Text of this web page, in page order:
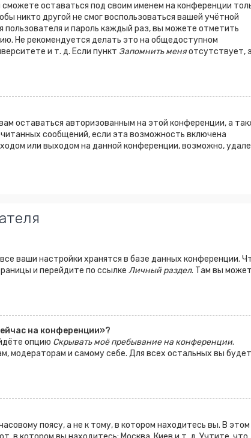
сможете оставаться под своим именем на конференции
никто другой не смог воспользоваться вашей учётной
пользователя и пароль каждый раз, вы можете отметить
Не рекомендуется делать это на общедоступном
и т. д. Если пункт Запомнить меняотсутствует,
оставаться авторизованным на этой конференции, а
сообщений, если эта возможность включена
или выходом на данной конференции, возможно,
ваши настройки хранятся в базе данных конференции.
и перейдите по ссылке Личный раздел. Там вы
на конференции»?
опцию Скрывать моё пребывание на конференции.
модераторам и самому себе. Для всех остальных вы
поясу, а не к тому, в котором находитесь вы. В этом